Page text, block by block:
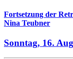
Fortsetzung der
Nina Teubner
Sonntag, 16.